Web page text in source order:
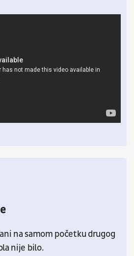
na samom početku drugog
nije bilo.